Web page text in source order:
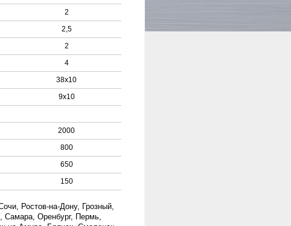
2
2,5
2
4
38х10
9х10
2000
800
650
150
Ростов-на-Дону, Грозный,
Оренбург, Пермь,